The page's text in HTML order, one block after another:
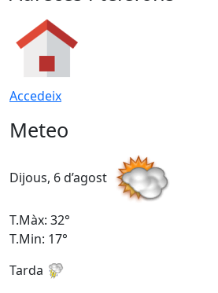
Accedeix
Meteo
Dijous, 6 d’agost
T.Màx: 32°
T.Min: 17°
Tarda